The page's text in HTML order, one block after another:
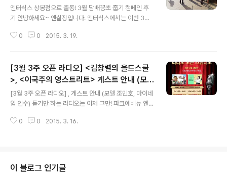
엔터식스 상봉점으로 출동! 3월 담배꽁초 줍기 캠페인 후
기 안녕하세요~ 엔실장입니다. 엔터식스에서는 이번 3월
담배꽁초 줍기 캠페인은 깨끗한 거리를 만들기 위해 지난
요일에 진행되는데요. 이번 캠페인 장소는 바로 엔터식스
상봉점이었습니다. 따스한 봄 햇살이 유난히도 쨍쨍했던
오늘! 엔터식스 상봉점에 엔터식스 직원들이 모였습니다.
다들 도착하자마자 캠페인 띠를 어깨에 두르고 저마다 집
게를 하나씩 들었는데요. 여러 번 해왔던 캠페인이지만 상
봉점에서는 처음으로 진행되는 만큼, 출발 전 이동 루트에
0 0 2015. 3. 19.
[3월 3주 오픈 라디오] <김창렬의 올드스쿨
>, <이국주의 영스트리트> 게스트 안내 (모델
조민호, 마이네임 인수)
[3월 3주 오픈 라디오] , 게스트 안내 (모델 조민호, 마이네
임 인수) 듣기만 하는 라디오는 이제 그만! 파크에비뉴 엔터
하셔서, 과 생방송을 직접 눈으로 보고 즐겨 보세요~ 방송
트리트 방송일자 3월 18일 수요일 3월 19일 목요일 방송
시간 오후 4시 ~ 6시 오후 8시 ~ 10시 게스트 백보람 / 이
0 0 2015. 3. 16.
이 블로그 인기글